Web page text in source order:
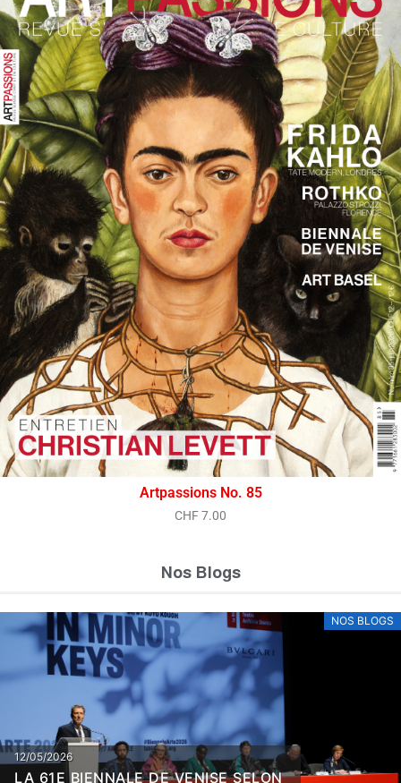
Artpassions No. 85
CHF7.00
Nos Blogs
NOS BLOGS
12/05/2026
LA 61E BIENNALE DE VENISE SELON